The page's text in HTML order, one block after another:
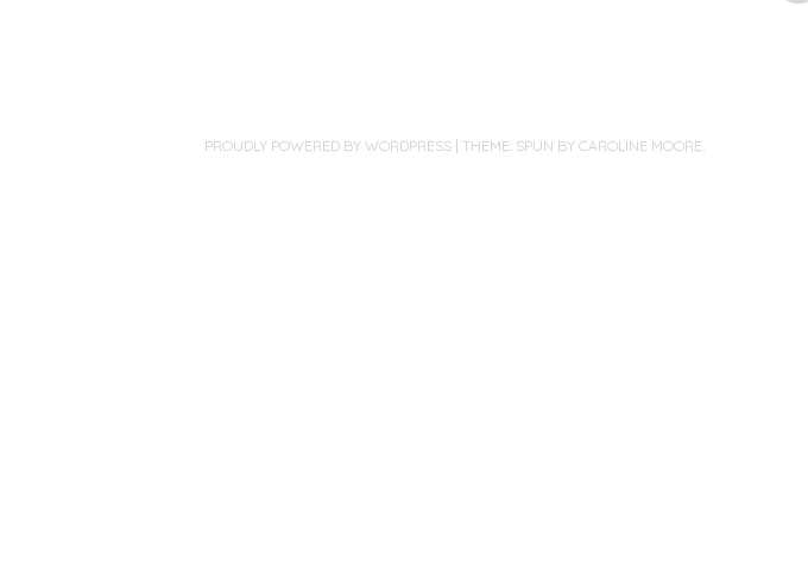
PROUDLY POWERED BY WORDPRESS THEME: SPUN BY CAROLINE MOORE.